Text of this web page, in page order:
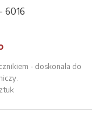
6016
- doskonała do